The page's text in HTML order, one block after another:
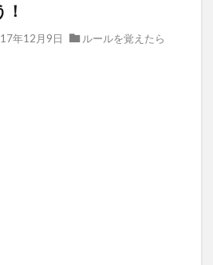
年12月9日 ルールを覚えたら